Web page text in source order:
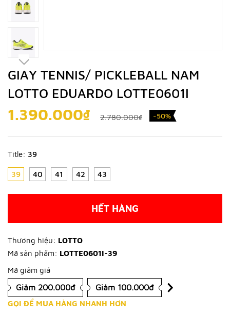
GIÀY TENNIS/ PICKLEBALL NAM
LOTTO EDUARDO LOTTE0601I
1.390.000₫ 2.780.000₫ -50%
Title: 39
39 40 41 42 43
HẾT HÀNG
Thương hiệu: LOTTO
Mã sản phẩm: LOTTE0601I-39
Mã giảm giá
Giảm 200.000đ Giảm 100.000đ
GỌI ĐỂ MUA HÀNG NHANH HƠN